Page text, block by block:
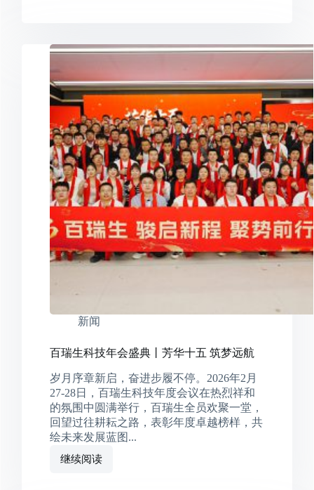
新闻
百瑞生科技年会盛典丨芳华十五 筑梦远航
岁月序章新启，奋进步履不停。2026年2月
27-28日，百瑞生科技年度会议在热烈祥和
的氛围中圆满举行，百瑞生全员欢聚一堂，
回望过往耕耘之路，表彰年度卓越榜样，共
绘未来发展蓝图...
继续阅读